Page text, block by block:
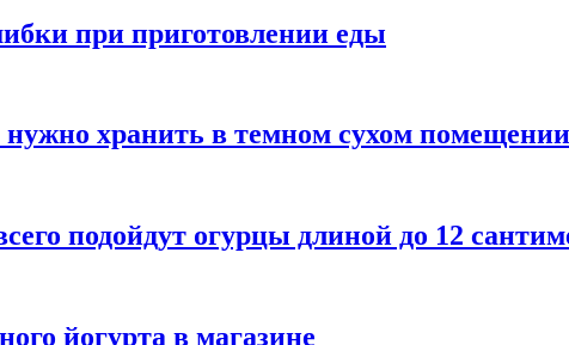
при приготовлении еды
хранить в темном сухом помещении
подойдут огурцы длиной до 12
йогурта в магазине